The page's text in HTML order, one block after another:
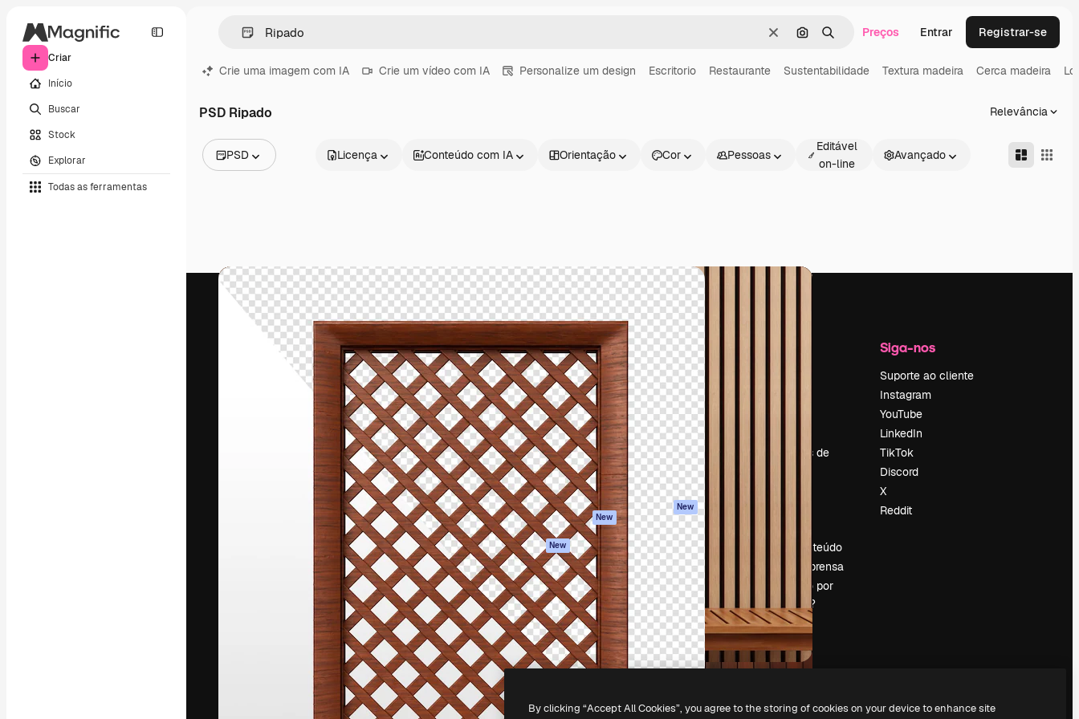
Criar
Início
Buscar
Stock
Explorar
Todas as ferramentas
LimparPesquisar por imagem
BuscarPreços Entrar Registrar-se
Crie uma imagem com IA Crie um vídeo com IA Personalize um design Escritorio Restaurante Sustentabilidade Textura madeira Cerca madeira
PSD Ripado Relevância
PSD
Vídeos
Clipes de vídeo
Animações
Modelos de vídeos
Licença Conteúdo com IA Orientação Cor Pessoas
Editável
on-line
Avançado
A plataforma criativa para você direcionar
seu melhor trabalho. Mais de 1 milhão de
assinantes entre criativos, empresas,
agências e estúdios.
Português
Produtos
Spaces
Assistente de IA
Gerador de
imagens
Gerador de vídeos
Texto para voz
Conteúdo de stock
MCP para
Claude/ChatGPT
New
Agentes New
API
App móvel
Todas as
ferramentas
Começar
Academy
Documentação
Atendimento
Termos e
condições
Política de
privacidade
Originais New
Política de cookies
Central de
confiabilidade
Afiliados
Empresas
Tendências de
Vender conteúdo
Sala de imprensa
Procurando por
magnific.ai?
Siga-nos
Suporte ao cliente
Instagram
YouTube
LinkedIn
TikTok
Discord
X
Reddit
Copyright © 2010- 2026Freepik Company S.L.U. Todos os direitos reservados.
By clicking “Accept All Cookies”, you agree to the storing of cookies on your device to enhance site